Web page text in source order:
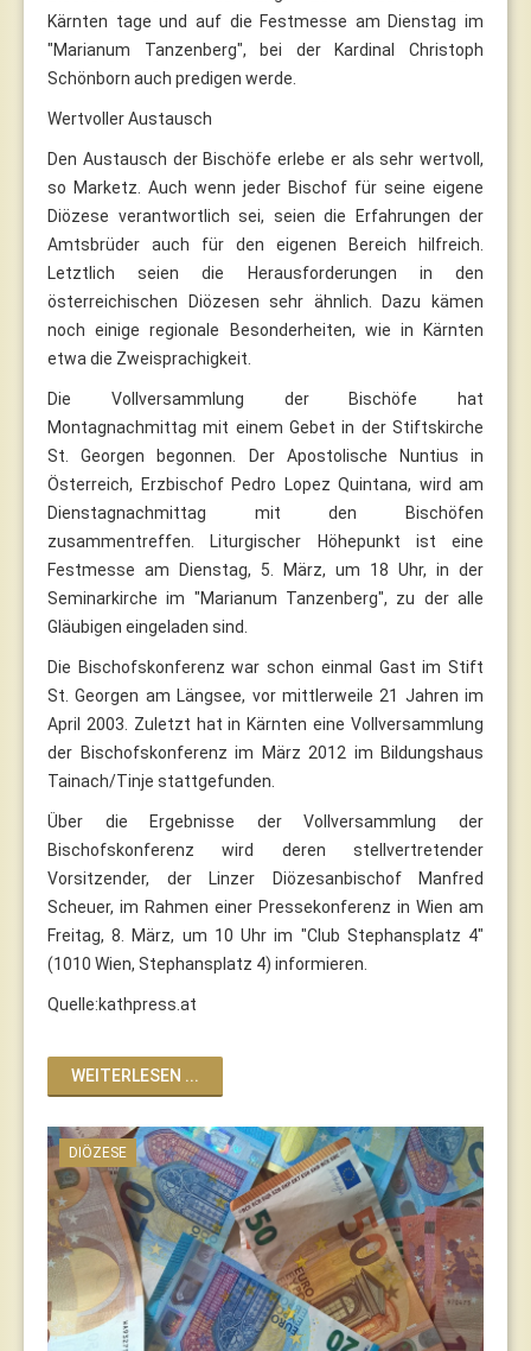
Kärnten tage und auf die Festmesse am Dienstag im
"Marianum Tanzenberg", bei der Kardinal Christoph
Schönborn auch predigen werde.
Wertvoller Austausch
Den Austausch der Bischöfe erlebe er als sehr wertvoll,
so Marketz. Auch wenn jeder Bischof für seine eigene
Diözese verantwortlich sei, seien die Erfahrungen der
Amtsbrüder auch für den eigenen Bereich hilfreich.
Letztlich seien die Herausforderungen in den
österreichischen Diözesen sehr ähnlich. Dazu kämen
noch einige regionale Besonderheiten, wie in Kärnten
etwa die Zweisprachigkeit.
Die Vollversammlung der Bischöfe hat
Montagnachmittag mit einem Gebet in der Stiftskirche
St. Georgen begonnen. Der Apostolische Nuntius in
Österreich, Erzbischof Pedro Lopez Quintana, wird am
Dienstagnachmittag mit den Bischöfen
zusammentreffen. Liturgischer Höhepunkt ist eine
Festmesse am Dienstag, 5. März, um 18 Uhr, in der
Seminarkirche im "Marianum Tanzenberg", zu der alle
Gläubigen eingeladen sind.
Die Bischofskonferenz war schon einmal Gast im Stift
St. Georgen am Längsee, vor mittlerweile 21 Jahren im
April 2003. Zuletzt hat in Kärnten eine Vollversammlung
der Bischofskonferenz im März 2012 im Bildungshaus
Tainach/Tinje stattgefunden.
Über die Ergebnisse der Vollversammlung der
Bischofskonferenz wird deren stellvertretender
Vorsitzender, der Linzer Diözesanbischof Manfred
Scheuer, im Rahmen einer Pressekonferenz in Wien am
Freitag, 8. März, um 10 Uhr im "Club Stephansplatz 4"
(1010 Wien, Stephansplatz 4) informieren.
Quelle:kathpress.at
WEITERLESEN ...
DIÖZESE